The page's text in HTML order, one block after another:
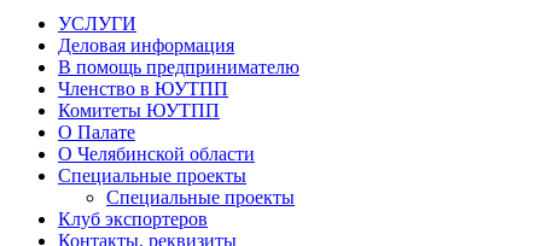
УСЛУГИ
Деловая информация
В помощь предпринимателю
Членство в ЮУТПП
Комитеты ЮУТПП
О Палате
О Челябинской области
Специальные проекты
Специальные проекты
Клуб экспортеров
Контакты, реквизиты